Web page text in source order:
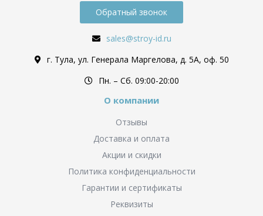
Обратный звонок
sales@stroy-id.ru
г. Тула, ул. Генерала Маргелова, д. 5А, оф. 50
Пн. – Cб. 09:00-20:00
О компании
Отзывы
Доставка и оплата
Акции и скидки
Политика конфиденциальности
Гарантии и сертификаты
Реквизиты